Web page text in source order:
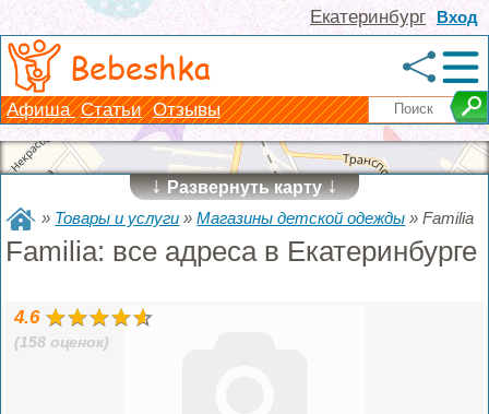
Вход
Екатеринбург
Bebeshka
Афиша Статьи Отзывы
↓Развернуть карту↓
» Товары и услуги »Магазины детской одежды »Familia
Familia: все адреса в Екатеринбурге
4.6
(158 оценок)